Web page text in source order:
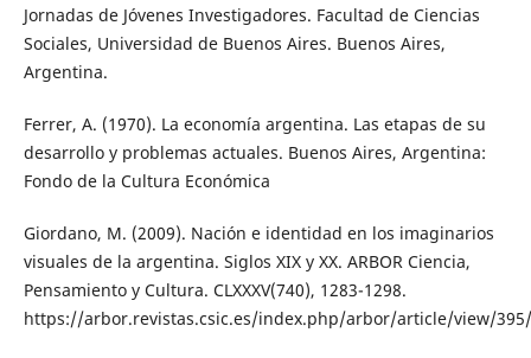
Jornadas de Jóvenes Investigadores. Facultad de Ciencias
Sociales, Universidad de Buenos Aires. Buenos Aires,
Argentina.
Ferrer, A. (1970). La economía argentina. Las etapas de su
desarrollo y problemas actuales. Buenos Aires, Argentina:
Fondo de la Cultura Económica
Giordano, M. (2009). Nación e identidad en los imaginarios
visuales de la argentina. Siglos XIX y XX. ARBOR Ciencia,
Pensamiento y Cultura. CLXXXV(740), 1283-1298.
https://arbor.revistas.csic.es/index.php/arbor/article/view/